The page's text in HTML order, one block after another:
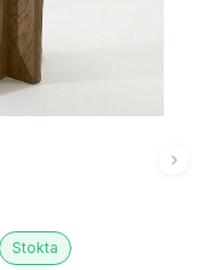
Stokta